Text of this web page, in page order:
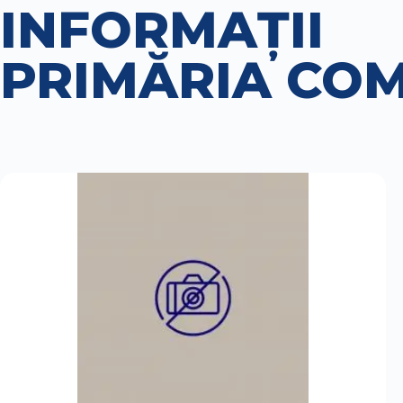
INFORMAȚII
PRIMĂRIA